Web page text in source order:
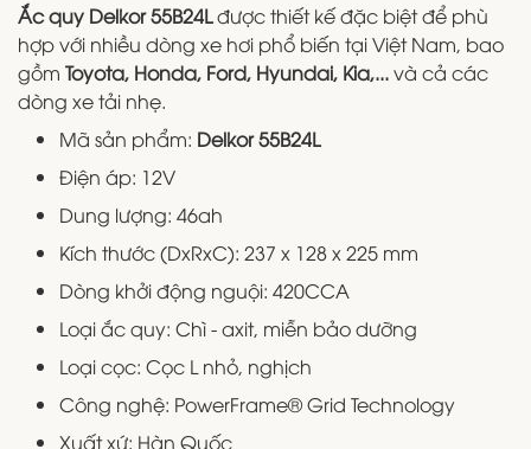
Ắc quy Delkor 55B24Lđược thiết kế đặc biệt để phù
hợp với nhiều dòng xe hơi phổ biến tại Việt Nam, bao
gồm Toyota, Honda, Ford, Hyundai, Kia,...và cả các
dòng xe tải nhẹ.
Mã sản phẩm: Delkor 55B24L
Điện áp: 12V
Dung lượng: 46ah
Kích thước (DxRxC): 237 x 128 x 225 mm
Dòng khởi động nguội: 420CCA
Loại ắc quy: Chì - axit, miễn bảo dưỡng
Loại cọc: Cọc L nhỏ, nghịch
Công nghệ: PowerFrame® Grid Technology
Xuất xứ: Hàn Quốc